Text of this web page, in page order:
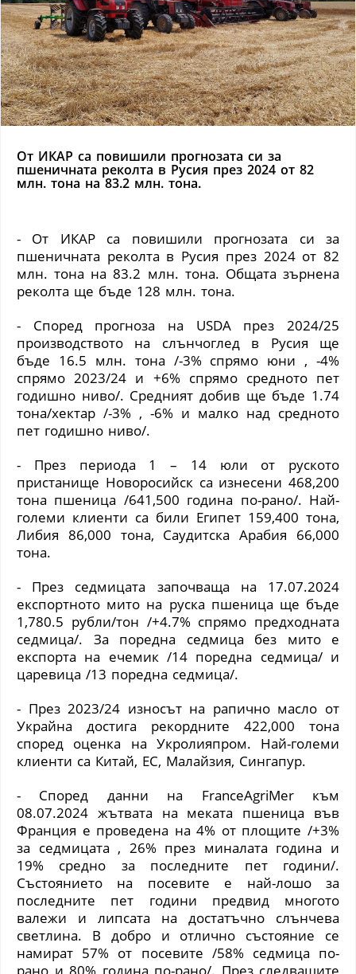
От ИКАР са повишили прогнозата си за
пшеничната реколта в Русия през 2024 от 82
млн. тона на 83.2 млн. тона.
- От ИКАР са повишили прогнозата си за
пшеничната реколта в Русия през 2024 от 82
млн. тона на 83.2 млн. тона. Общата зърнена
реколта ще бъде 128 млн. тона.
- Според прогноза на USDAпрез 2024/25
производството на слънчоглед в Русия ще
бъде 16.5 млн. тона /-3% спрямо юни , -4%
спрямо 2023/24 и +6% спрямо средното пет
годишно ниво/. Средният добив ще бъде 1.74
тона/хектар /-3% , -6% и малко над средното
пет годишно ниво/.
- През периода 1 – 14 юли от руското
пристанище Новоросийск са изнесени 468,200
тона пшеница /641,500 година по-рано/. Най-
големи клиенти са били Египет 159,400 тона,
Либия 86,000 тона, Саудитска Арабия 66,000
тона.
- През седмицата започваща на 17.07.2024
експортното мито на руска пшеница ще бъде
1,780.5 рубли/тон /+4.7% спрямо предходната
седмица/. За поредна седмица без мито е
експорта на ечемик /14 поредна седмица/ и
царевица /13 поредна седмица/.
- През 2023/24 износът на рапично масло от
Украйна достига рекордните 422,000 тона
според оценка на Укролияпром. Най-големи
клиенти са Китай, ЕС, Малайзия, Сингапур.
- Според данни на FranceAgriMer към
08.07.2024 жътвата на меката пшеница във
Франция е проведена на 4% от площите /+3%
за седмицата , 26% през миналата година и
19% средно за последните пет години/.
Състоянието на посевите е най-лошо за
последните пет години предвид многото
валежи и липсата на достатъчно слънчева
светлина. В добро и отлично състояние се
намират 57% от посевите /58% седмица по-
рано и 80% година по-рано/. През следващите